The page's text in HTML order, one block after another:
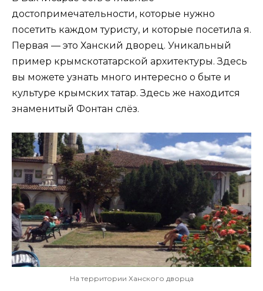
достопримечательности, которые нужно
посетить каждом туристу, и которые посетила я.
Первая — это Ханский дворец. Уникальный
пример крымскотатарской архитектуры. Здесь
вы можете узнать много интересно о быте и
культуре крымских татар. Здесь же находится
знаменитый Фонтан слёз.
На территории Ханского дворца